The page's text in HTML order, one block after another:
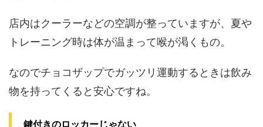
店内はクーラーなどの空調が整っていますが、夏や
トレーニング時は体が温まって喉が渇くもの。
なのでチョコザップでガッツリ運動するときは飲み
物を持ってくると安心ですね。
鍵付きのロッカーじゃない